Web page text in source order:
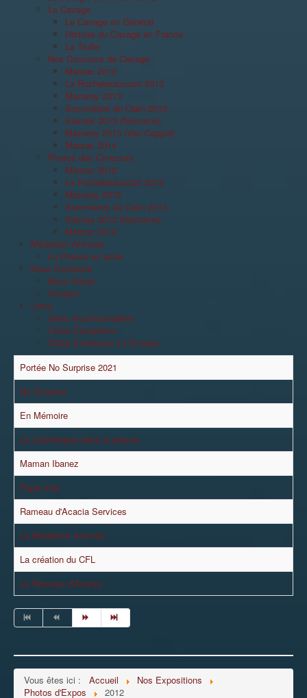
Le Cavage
Le Cavage en Général
Histoire du Cavage en France
La Truffe
Nos Concours de Cavage
Marsac 2012
La Rochebeaucourt 2013
Mazeray 2013
Sommières du Clain 2013
Saintes 2013 (Nocturne)
Mazeray 2013 (Van Cappel)
Marsac 2014
Photos des Concours
Marsac 2012
La Rochebeaucourt 2013
Mazeray 2013
Sommières du Clain 2013
Saintes 2013 (Nocturne)
Marsac 2014
Médiation Animale
La Presse en parle
Nous Contacter
Nous Situer
Contact
Liens
Sites Incontournables
Clubs Européens
Clubs Extérieurs à L'Europe
Portée No Surprise 2021
No Surprise
En Mémoire
La Léothérapie dans la presse
Maman Ibanez
Papa Indy
Rameau d'Acacia Services
La Médiation Animale
La création du CFL
Le Rameau d'Acacia
Vous êtes ici : Accueil
Nos Expositions
Photos d'Expos
2012